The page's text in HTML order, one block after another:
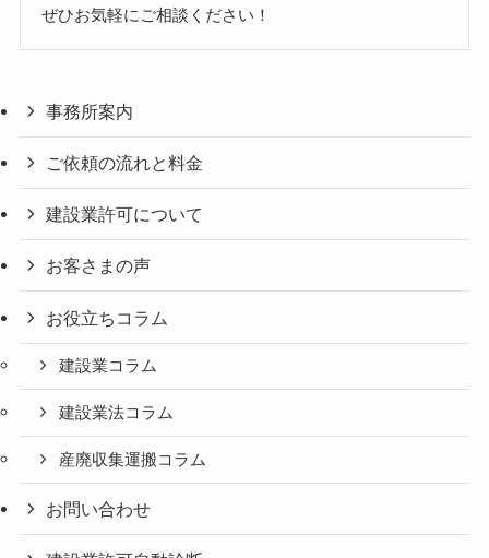
ぜひお気軽にご相談ください！
事務所案内
ご依頼の流れと料金
建設業許可について
お客さまの声
お役立ちコラム
建設業コラム
建設業法コラム
産廃収集運搬コラム
お問い合わせ